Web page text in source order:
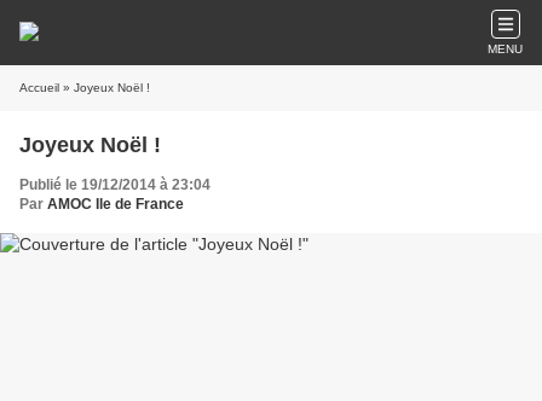
MENU
Accueil » Joyeux Noël !
Joyeux Noël !
Publié le 19/12/2014 à 23:04
Par AMOC Ile de France